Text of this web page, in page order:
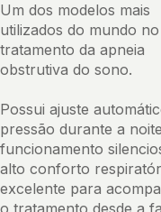
Um dos modelos mais
utilizados do mundo no
tratamento da apneia
obstrutiva do sono.
Possui ajuste
pressão durante a
funcionamento
alto conforto
excelente para